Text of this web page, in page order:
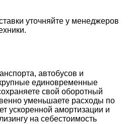
уточняйте у менеджеров
автобусов и
единовременные
свой оборотный
уменьшаете расходы по
ускоренной амортизации и
на себестоимость